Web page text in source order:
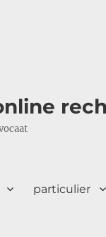
particulier